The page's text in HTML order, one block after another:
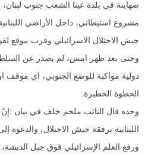
صهاينة في بلدة عيتا الشعب جنوب
مشروع استيطاني، داخل الأراضي
جيش الاحتلال الاسرائيلي وقرب موقع
وحتى بعد ظهر امس، لم يصدر عن
دولية مواكبة للوضع الجنوبي، اي
الخطوة الخطيرة.
وحده قال النائب ملحم خلف في بيان
اللبنانية برفقة جيش الاحتلال،
ورفع العلم الإسرائيلي فوق جبل